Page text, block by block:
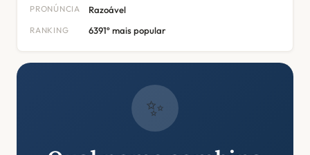
PRONÚNCIA Razoável
RANKING 6391º mais popular
✨